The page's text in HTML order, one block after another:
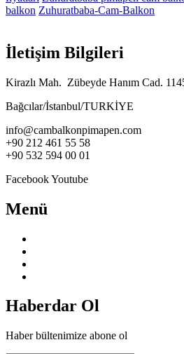
balkon Zuhuratbaba-Cam-Balkon
İletişim Bilgileri
Kirazlı Mah. Zübeyde Hanım Cad.
Bağcılar/İstanbul/TURKİYE
info@cambalkonpimapen.com
+90 212 461 55 58
+90 532 594 00 01
FacebookYoutube
Menü
Haberdar Ol
Haber bültenimize abone ol